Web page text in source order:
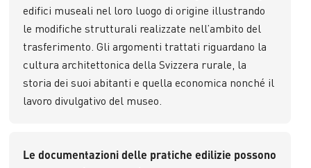
edifici museali nel loro luogo di origine illustrando
le modifiche strutturali realizzate nell’ambito del
trasferimento. Gli argomenti trattati riguardano la
cultura architettonica della Svizzera rurale, la
storia dei suoi abitanti e quella economica nonché il
lavoro divulgativo del museo.
Le documentazioni delle pratiche edilizie possono